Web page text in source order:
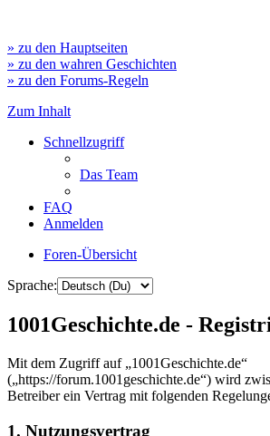
» zu den Hauptseiten
» zu den wahren Geschichten
» zu den Forums-Regeln
Zum Inhalt
Schnellzugriff
Das Team
FAQ
Anmelden
Foren-Übersicht
Sprache:
1001Geschichte.de -
Mit dem Zugriff auf „1001Geschichte.de“
(„https://forum.1001geschichte.de“) wird
Betreiber ein Vertrag mit folgenden
1. Nutzungsvertrag